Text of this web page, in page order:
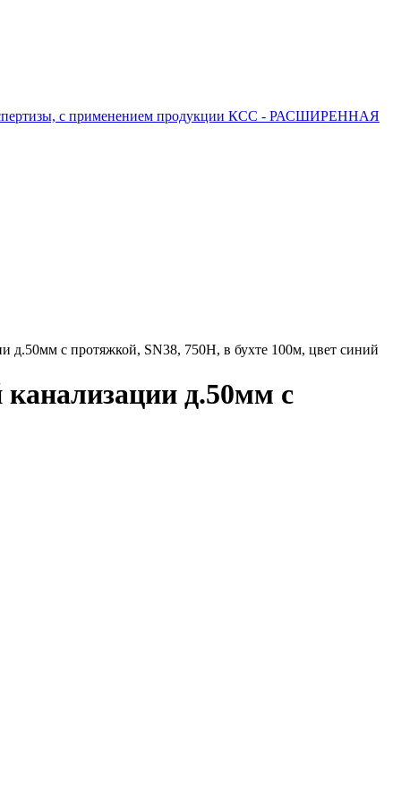
с применением продукции КСС - РАСШИРЕННАЯ
д.50мм с протяжкой, SN38, 750Н, в бухте 100м, цвет синий
д.50мм с